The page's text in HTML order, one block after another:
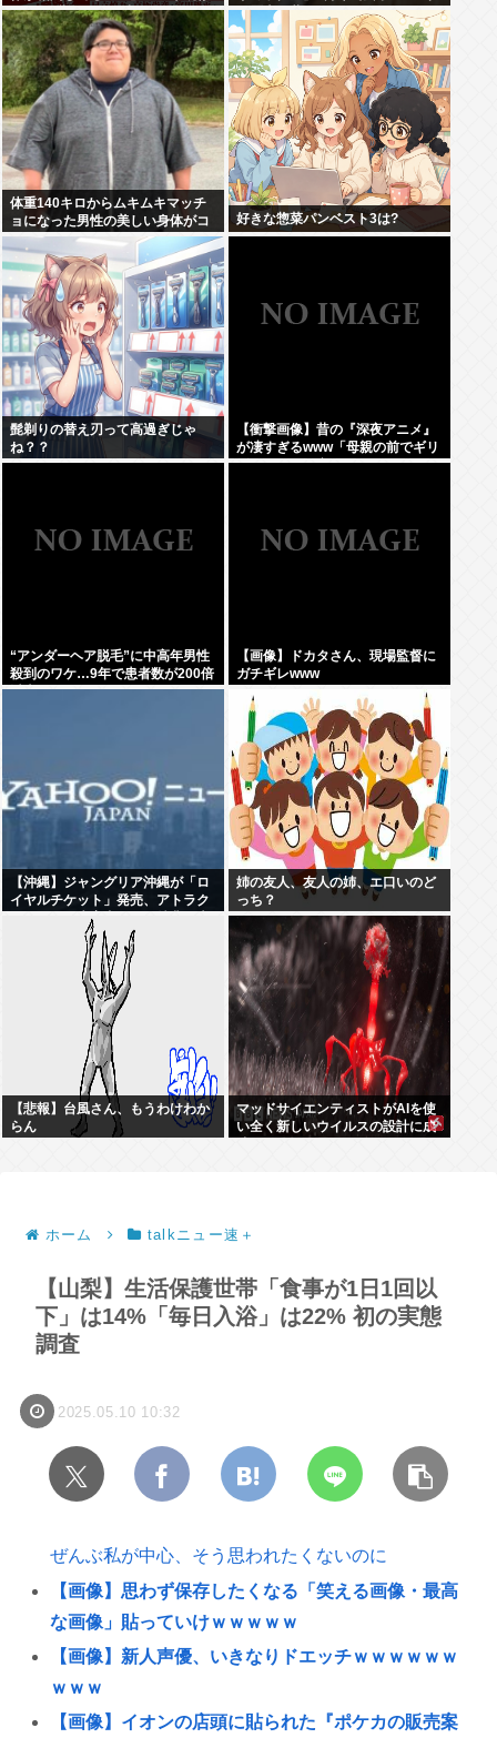
作品の2期やったら良いよね？
の歴史に幕
体重140キロからムキムキマッチ
ョになった男性の美しい身体がコ
チラ！！！
好きな惣菜パンベスト3は?
髭剃りの替え刃って高過ぎじゃ
ね？？
【衝撃画像】昔の『深夜アニメ』
が凄すぎるwww「母親の前でギリ
ギリ見れる深夜アニメ」がこち
“アンダーヘア脱毛”に中高年男性
殺到のワケ…9年で患者数が200倍
以上
【画像】ドカタさん、現場監督に
ガチギレwww
【沖縄】ジャングリア沖縄が「ロ
イヤルチケット」発売、アトラク
ションの優先案内などの特典…大
人2万9700円
姉の友人、友人の姉、エ口いのど
っち？
【悲報】台風さん、もうわけわか
らん
マッドサイエンティストがAIを使
い全く新しいウイルスの設計に成
ホーム talkニュー速＋
【山梨】生活保護世帯「食事が1日1回以
下」は14%「毎日入浴」は22% 初の実態
調査
2025.05.10 10:32
ぜんぶ私が中心、そう思われたくないのに
【画像】思わず保存したくなる「笑える画像・最高
な画像」貼っていけｗｗｗｗｗ
【画像】新人声優、いきなりドエッチｗｗｗｗｗｗ
ｗｗｗ
【画像】イオンの店頭に貼られた『ポケカの販売案